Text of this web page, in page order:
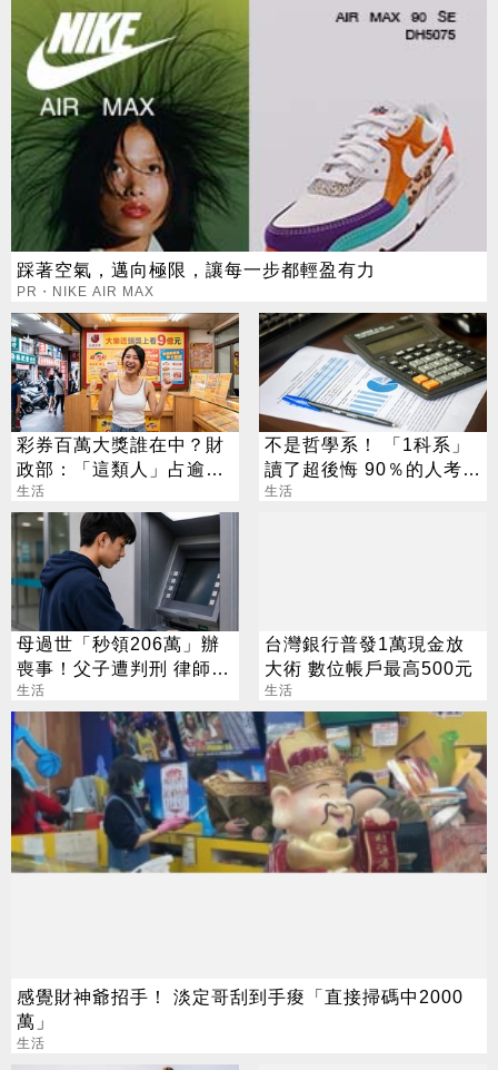
踩著空氣，邁向極限，讓每一步都輕盈有力
PR・NIKE AIR MAX
彩券百萬大獎誰在中？財
政部：「這類人」占逾6
成
生活
不是哲學系！ 「1科系」
讀了超後悔 90％的人考不
上證照
生活
母過世「秒領206萬」辦
喪事！父子遭判刑 律師：
搶錢先下手是罪
生活
台灣銀行普發1萬現金放
大術 數位帳戶最高500元
生活
感覺財神爺招手！ 淡定哥刮到手痠「直接掃碼中2000
萬」
生活